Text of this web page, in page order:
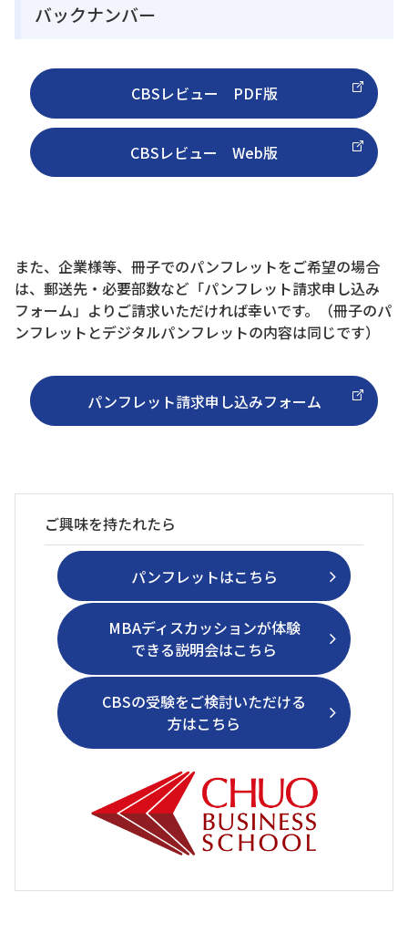
バックナンバー
CBSレビュー PDF版
CBSレビュー Web版
また、企業様等、冊子でのパンフレットをご希望の場合
は、郵送先・必要部数など「パンフレット請求申し込み
フォーム」よりご請求いただければ幸いです。（冊子のパ
ンフレットとデジタルパンフレットの内容は同じです）
パンフレット請求申し込みフォーム
ご興味を持たれたら
パンフレットはこちら
MBAディスカッションが体験
できる説明会はこちら
CBSの受験をご検討いただける
方はこちら